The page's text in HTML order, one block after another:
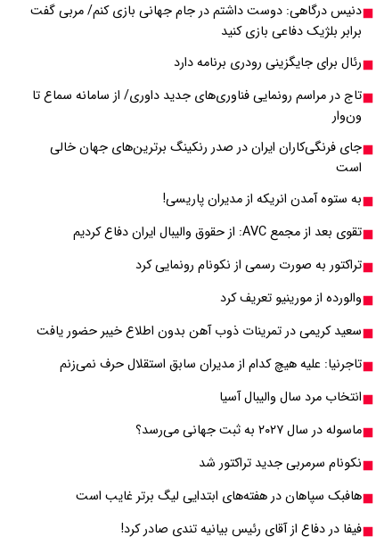
دنیس درگاهی: دوست داشتم در جام جهانی بازی کنم/ مربی گفت
برابر بلژیک دفاعی بازی کنید
رئال برای جایگزینی رودری برنامه دارد
تاج در مراسم رونمایی فناوری‌های جدید داوری/ از سامانه سماع تا
ون‌وار
جای فرنگی‌کاران ایران در صدر رنکینگ برترین‌های جهان خالی
است
به ستوه آمدن انریکه از مدیران پاریسی!
تقوی بعد از مجمع AVC: از حقوق والیبال ایران دفاع کردیم
تراکتور به صورت رسمی از نکونام رونمایی کرد
والورده از مورینیو تعریف کرد
سعید کریمی در تمرینات ذوب آهن بدون اطلاع خیبر حضور یافت
تاجرنیا: علیه هیچ کدام از مدیران سابق استقلال حرف نمی‌زنم
انتخاب مرد سال والیبال آسیا
ماسوله در سال ۲۰۲۷ به ثبت جهانی می‌رسد؟
نکونام سرمربی جدید تراکتور شد
هافبک سپاهان در هفته‌های ابتدایی لیگ برتر غایب است
فیفا در دفاع از آقای رئیس بیانیه تندی صادر کرد!